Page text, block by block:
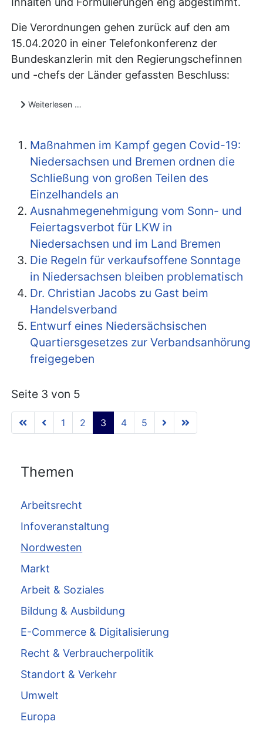
Die Verordnungen gehen zurück auf den am
15.04.2020 in einer Telefonkonferenz der
Bundeskanzlerin mit den Regierungschefinnen
und -chefs der Länder gefassten Beschluss:
Weiterlesen …
Maßnahmen im Kampf gegen Covid-19:
Niedersachsen und Bremen ordnen die
Schließung von großen Teilen des
Einzelhandels an
Ausnahmegenehmigung vom Sonn- und
Feiertagsverbot für LKW in
Niedersachsen und im Land Bremen
Die Regeln für verkaufsoffene Sonntage
in Niedersachsen bleiben problematisch
Dr. Christian Jacobs zu Gast beim
Handelsverband
Entwurf eines Niedersächsischen
Quartiersgesetzes zur Verbandsanhörung
freigegeben
Seite 3 von 5
1 2 3 4 5
Themen
Arbeitsrecht
Infoveranstaltung
Nordwesten
Markt
Arbeit & Soziales
Bildung & Ausbildung
E-Commerce & Digitalisierung
Recht & Verbraucherpolitik
Standort & Verkehr
Umwelt
Europa